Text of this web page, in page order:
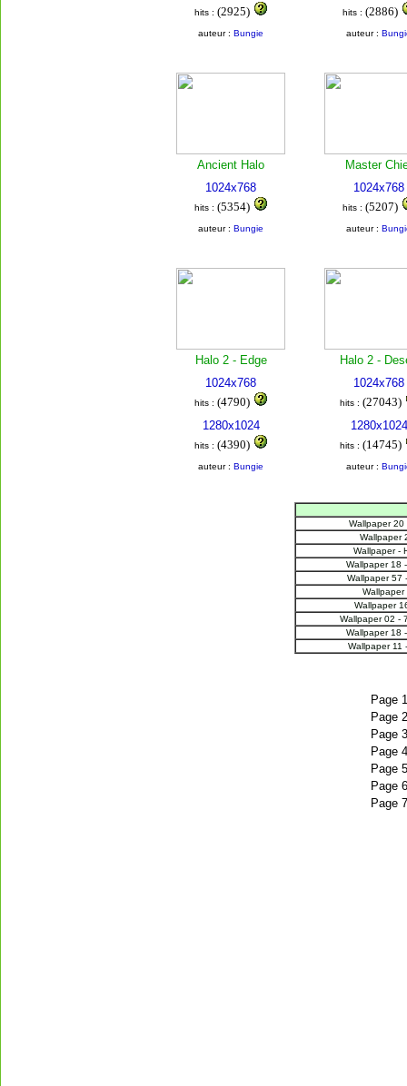
hits : (2925)
auteur : Bungie
hits : (2886)
auteur :
Ancient Halo
1024x768
hits : (5354)
auteur : Bungie
Master
1024x768
hits : (5207)
auteur :
Halo 2 - Edge
1024x768
hits : (4790)
1280x1024
hits : (4390)
auteur : Bungie
Halo 2 -
1024x768
hits : (27043)
1280x1024
hits : (14745)
auteur :
Wallpaper 20
Wallpaper
Wallpaper -
Wallpaper 18
Wallpaper 57
Wallpaper
Wallpaper 02 -
Wallpaper 18
Wallpaper 11
Page 1
Page 2
Page 3
Page 4
Page 5
Page 6
Page 7